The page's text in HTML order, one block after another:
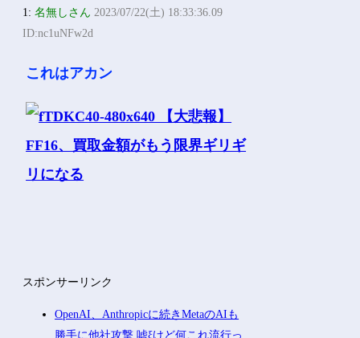
1:名無しさん 2023/07/22(土) 18:33:36.09
ID:nc1uNFw2d
これはアカン
スポンサーリンク
OpenAI、Anthropicに続きMetaのAIも
勝手に他社攻撃 嘘ξけど何これ流行っ